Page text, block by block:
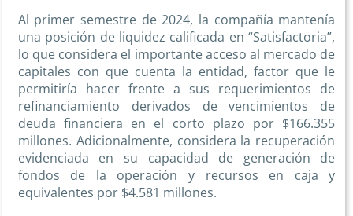
Al primer semestre de 2024, la compañía mantenía
una posición de liquidez calificada en “Satisfactoria”,
lo que considera el importante acceso al mercado de
capitales con que cuenta la entidad, factor que le
permitiría hacer frente a sus requerimientos de
refinanciamiento derivados de vencimientos de
deuda financiera en el corto plazo por $166.355
millones. Adicionalmente, considera la recuperación
evidenciada en su capacidad de generación de
fondos de la operación y recursos en caja y
equivalentes por $4.581 millones.